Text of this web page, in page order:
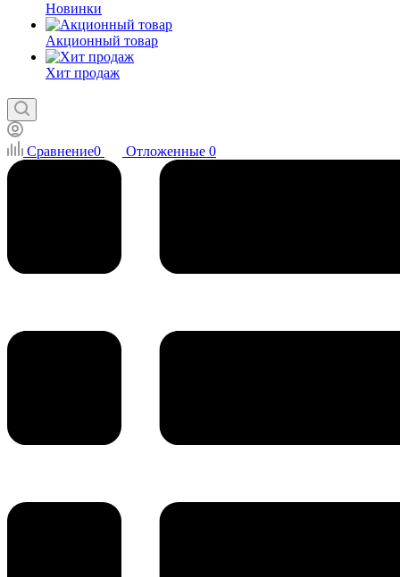
Новинки
Акционный товар
Хит продаж
Сравнение0 Отложенные 0